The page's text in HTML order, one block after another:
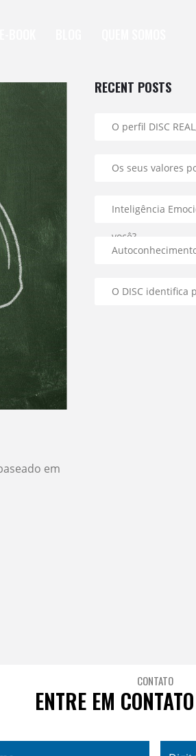
em
RECENT POSTS
O perfil DISC
Os seus valores
Inteligência
você?
O DISC identifica
CONTATO
ENTRE EM